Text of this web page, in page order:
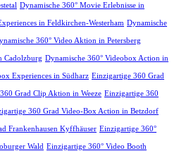
Dynamische 360° Movie Erlebnisse in
in Feldkirchen-Westerham Dynamische
360° Video Aktion in Petersberg
Cadolzburg Dynamische 360° Videobox Action in
Experiences in Südharz Einzigartige 360 Grad
Grad Clip Aktion in Weeze Einzigartige 360
360 Grad Video-Box Action in Betzdorf
Frankenhausen Kyffhäuser Einzigartige 360°
Wald Einzigartige 360° Video Booth